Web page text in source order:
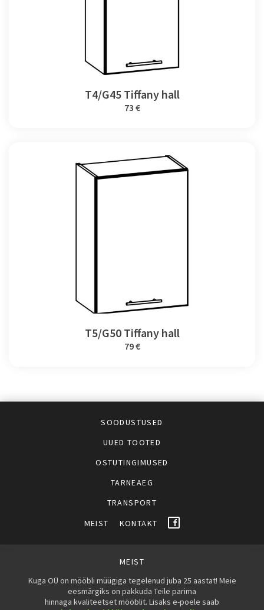
T4/G45 Tiffany hall
73 €
T5/G50 Tiffany hall
79 €
SOODUSTUSED
UUED TOOTED
OSTUTINGIMUSED
TARNEAEG
TRANSPORT
MEIST
KONTAKT
MEIST
Kuga OÜ on mööbli müügiga tegelenud juba 25 aastat! Meie
eesmärgiks on pakkuda Teile parima
hinnaga kvaliteetset mööblit. Lisaks e-poele saab